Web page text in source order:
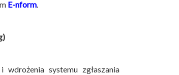
E-nform.
systemu zgłaszania